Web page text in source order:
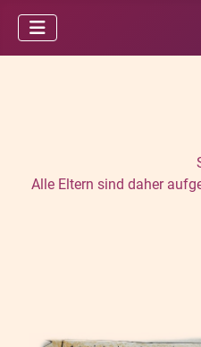
Alle Eltern sind daher